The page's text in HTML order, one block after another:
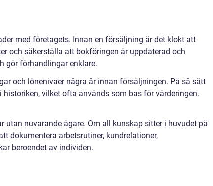
med företagets. Innan en försäljning är det klokt att
och säkerställa att bokföringen är uppdaterad och
gör förhandlingar enklare.
och lönenivåer några år innan försäljningen. På så sätt
vilket ofta används som bas för värderingen.
utan nuvarande ägare. Om all kunskap sitter i huvudet på
dokumentera arbetsrutiner, kundrelationer,
beroendet av individen.